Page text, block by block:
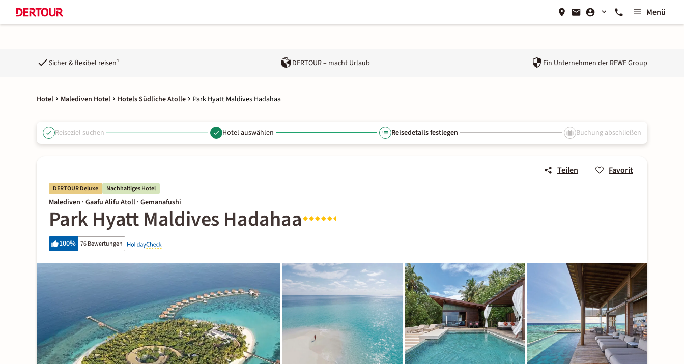
Menü
Sicher & flexibel reisen¹ DERTOUR – macht Urlaub Ein Unternehmen der REWE Group
Hotel Malediven Hotel Hotels Südliche Atolle Park Hyatt Maldives Hadahaa
Reiseziel suchen Hotel auswählen Reisedetails festlegen Buchung abschließen
Teilen Favorit
DERTOUR Deluxe Nachhaltiges Hotel
Malediven · Gaafu Alifu Atoll · Gemanafushi
Park Hyatt Maldives Hadahaa
100% 76 Bewertungen